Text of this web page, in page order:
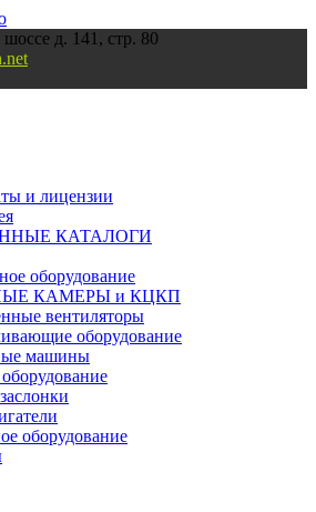
д. 141, стр. 80
и лицензии
КАТАЛОГИ
оборудование
КАМЕРЫ и КЦКП
вентиляторы
оборудование
машины
оборудование